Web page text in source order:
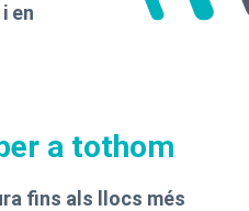
en
a tothom
fins als llocs més